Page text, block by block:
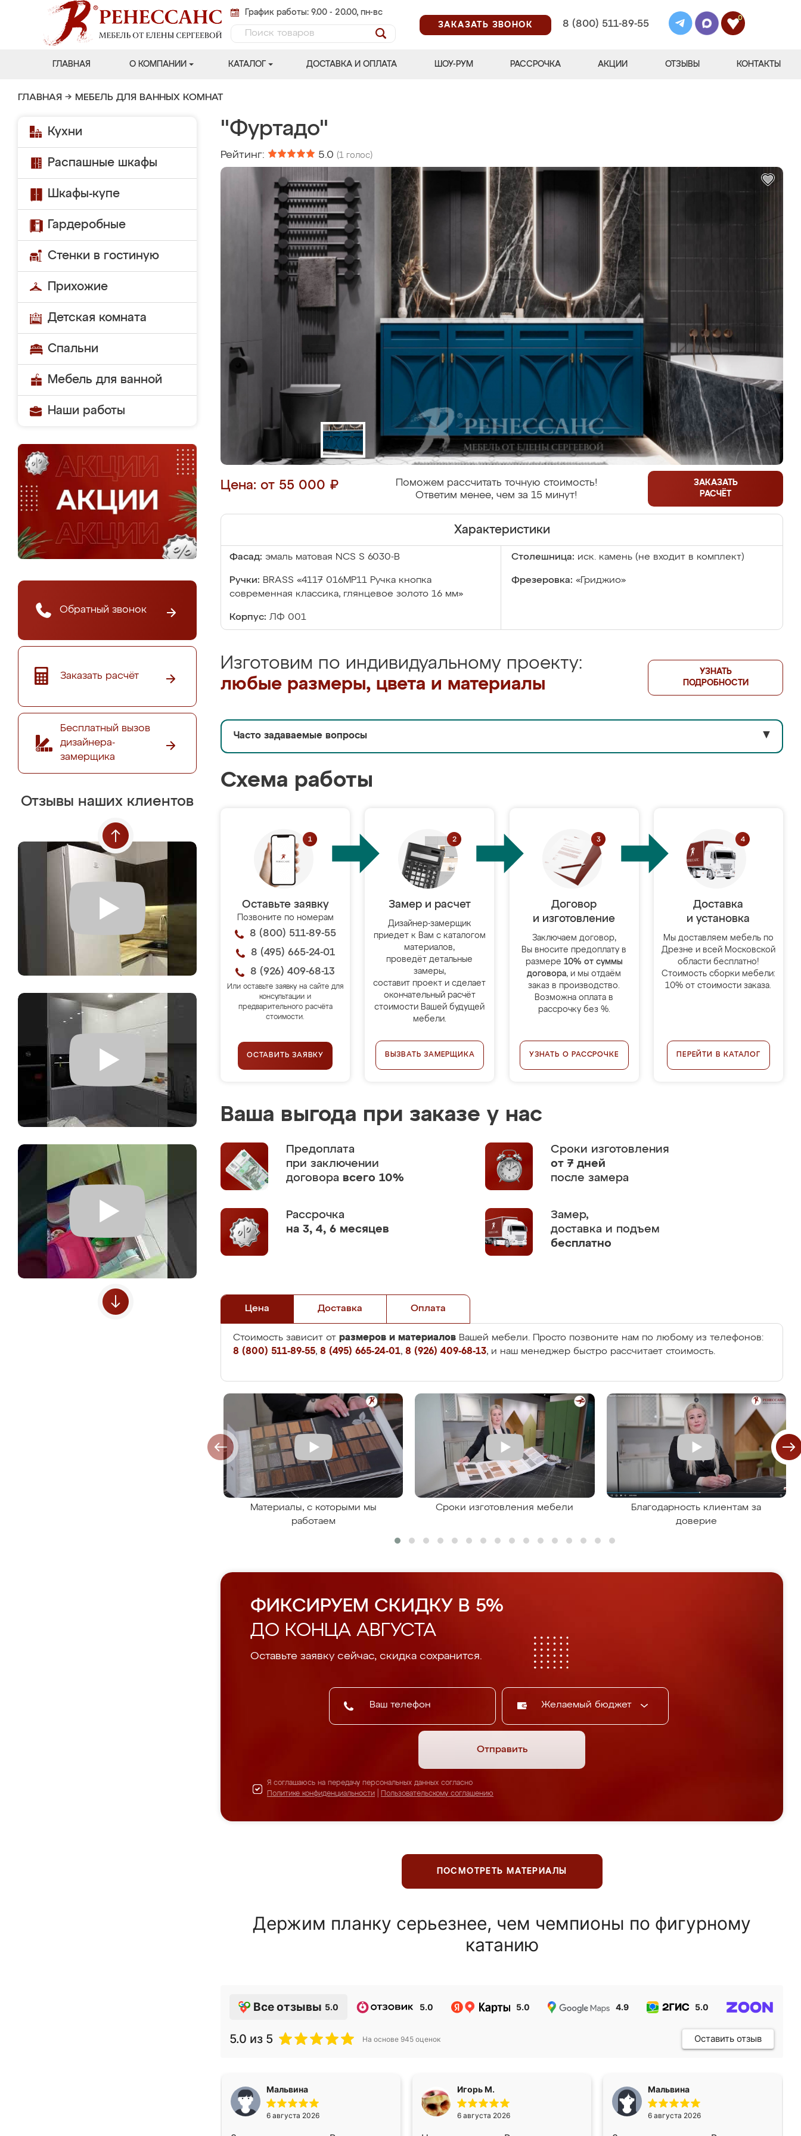
График работы: 9.00 - 20.00, пн-вс
ЗАКАЗАТЬ ЗВОНОК
8 (800) 511-89-55
0
ГЛАВНАЯ О КОМПАНИИ КАТАЛОГ ДОСТАВКА И ОПЛАТА ШОУ-РУМ РАССРОЧКА АКЦИИ ОТЗЫВЫ КОНТАКТЫ
ГЛАВНАЯ → МЕБЕЛЬ ДЛЯ ВАННЫХ КОМНАТ
Кухни
Распашные шкафы
Шкафы-купе
Гардеробные
Стенки в гостиную
Прихожие
Детская комната
Спальни
Мебель для ванной
Наши работы
Обратный звонок
Заказать расчёт
Бесплатный вызов
дизайнера-
замерщика
Отзывы наших клиентов
"Фуртадо"
Рейтинг: 5.0 (1 голос)
Цена: от 55 000 ₽
Поможем рассчитать точную стоимость!
Ответим менее, чем за 15 минут!
ЗАКАЗАТЬ
РАСЧЁТ
Характеристики
Фасад: эмаль матовая NCS S 6030-B Столешница: иск. камень (не входит в комплект)
Ручки: BRASS «4117 016MP11 Ручка кнопка
современная классика, глянцевое золото 16 мм»
Фрезеровка: «Гриджио»
Корпус: ЛФ 001
Изготовим по индивидуальному проекту:
любые размеры, цвета и материалы
УЗНАТЬ
ПОДРОБНОСТИ
Часто задаваемые вопросы ▼
Схема работы
Оставьте заявку
Позвоните по номерам
8 (800) 511-89-55
8 (495) 665-24-01
8 (926) 409-68-13
Или оставьте заявку на сайте для
консультации и
предварительного расчёта
стоимости.
ОСТАВИТЬ ЗАЯВКУ
Замер и расчет
Дизайнер-замерщик
приедет к Вам с каталогом
материалов,
проведёт детальные
замеры,
составит проект и сделает
окончательный расчёт
стоимости Вашей будущей
мебели.
ВЫЗВАТЬ ЗАМЕРЩИКА
Договор
и изготовление
Заключаем договор,
Вы вносите предоплату в
размере 10% от суммы
договора, и мы отдаём
заказ в производство.
Возможна оплата в
рассрочку без %.
УЗНАТЬ О РАССРОЧКЕ
Доставка
и установка
Мы доставляем мебель по
Дрезне и всей Московской
области бесплатно!
Стоимость сборки мебели:
10% от стоимости заказа.
ПЕРЕЙТИ В КАТАЛОГ
Ваша выгода при заказе у нас
Предоплата
при заключении
договора всего 10%
Сроки изготовления
от 7 дней
после замера
Рассрочка
на 3, 4, 6 месяцев
Замер,
доставка и подъем
бесплатно
Цена Доставка Оплата
Стоимость зависит от размеров и материалов Вашей мебели. Просто позвоните нам по любому из телефонов:
8 (800) 511-89-55, 8 (495) 665-24-01, 8 (926) 409-68-13, и наш менеджер быстро рассчитает стоимость.
Материалы, с которыми мы
работаем
Сроки изготовления мебели
Благодарность клиентам за
доверие
ФИКСИРУЕМ СКИДКУ В 5%
ДО КОНЦА АВГУСТА
Оставьте заявку сейчас, скидка сохранится.
Желаемый бюджет
Отправить
Я соглашаюсь на передачу персональных данных согласно
Политике конфиденциальности
Пользовательскому соглашению
ПОСМОТРЕТЬ МАТЕРИАЛЫ
Держим планку серьезнее, чем чемпионы по фигурному
катанию
Все отзывы 5.0 5.0 5.0 4.9 5.0
5.0 из 5 На основе 945 оценок Оставить отзыв
Мальвина
6 августа 2026
Игорь М.
6 августа 2026
Мальвина
6 августа 2026